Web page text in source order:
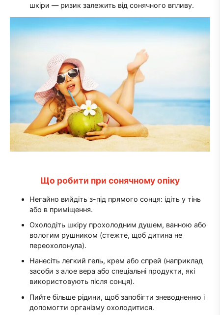
шкіри — ризик залежить від сонячного впливу.
Що робити при сонячному опіку
Негайно вийдіть з-під прямого сонця: ідіть у тінь
або в приміщення.
Охолодіть шкіру прохолодним душем, ванною або
вологим рушником (стежте, щоб дитина не
переохолонула).
Нанесіть легкий гель, крем або спрей (наприклад
засоби з алое вера або спеціальні продукти, які
використовують після сонця).
Пийте більше рідини, щоб запобігти зневодненню і
допомогти організму охолодитися.